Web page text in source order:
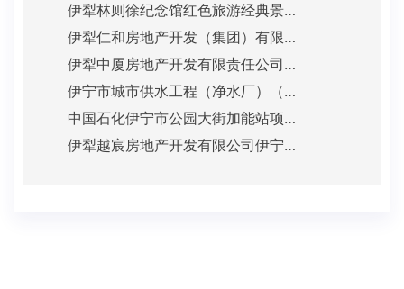
伊犁林则徐纪念馆红色旅游经典景区基础设施和公共服务设施建设项目批后公示.pdf
伊犁仁和房地产开发（集团）有限责任公司詹德郡项目批后公示.pdf
伊犁中厦房地产开发有限责任公司玺街项目批后公示.pdf
伊宁市城市供水工程（净水厂）（伊犁州伊宁市东城区地表水厂及管网工程建设项目（细格栅间、高效澄清池、V型滤池、供水泵房））.pdf
中国石化伊宁市公园大街加能站项目批后公示.pdf
伊犁越宸房地产开发有限公司伊宁市越宸福园建设项目批后公示.pdf